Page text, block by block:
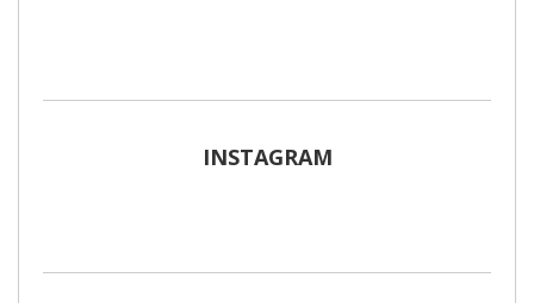
INSTAGRAM